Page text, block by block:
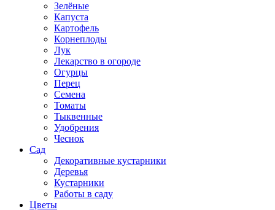
Зелёные
Капуста
Картофель
Корнеплоды
Лук
Лекарство в огороде
Огурцы
Перец
Семена
Томаты
Тыквенные
Удобрения
Чеснок
Сад
Декоративные кустарники
Деревья
Кустарники
Работы в саду
Цветы